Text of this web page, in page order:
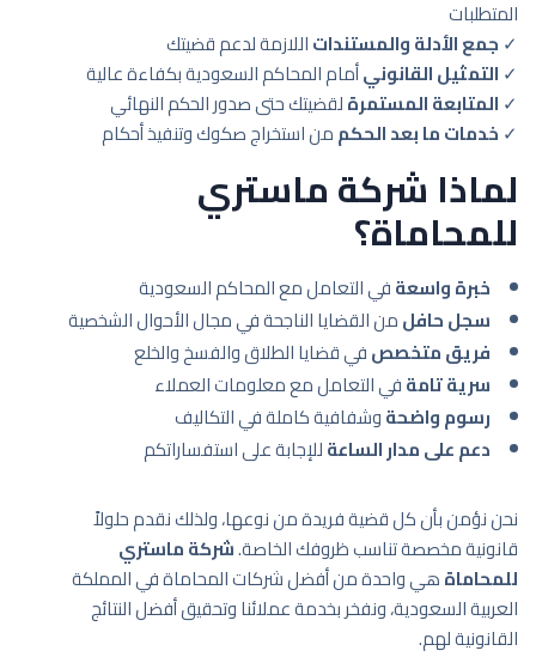
المتطلبات
✓ جمع الأدلة والمستنداتاللازمة لدعم قضيتك
✓ التمثيل القانونيأمام المحاكم السعودية بكفاءة عالية
✓ المتابعة المستمرةلقضيتك حتى صدور الحكم النهائي
✓ خدمات ما بعد الحكممن استخراج صكوك وتنفيذ أحكام
لماذا شركة ماستري
للمحاماة؟
خبرة واسعةفي التعامل مع المحاكم السعودية
سجل حافلمن القضايا الناجحة في مجال الأحوال الشخصية
فريق متخصصفي قضايا الطلاق والفسخ والخلع
سرية تامةفي التعامل مع معلومات العملاء
رسوم واضحةوشفافية كاملة في التكاليف
دعم على مدار الساعةللإجابة على استفساراتكم
نحن نؤمن بأن كل قضية فريدة من نوعها، ولذلك نقدم حلولاً
قانونية مخصصة تناسب ظروفك الخاصة.شركة ماستري
للمحاماةهي واحدة من أفضل شركات المحاماة في المملكة
العربية السعودية، ونفخر بخدمة عملائنا وتحقيق أفضل النتائج
القانونية لهم.